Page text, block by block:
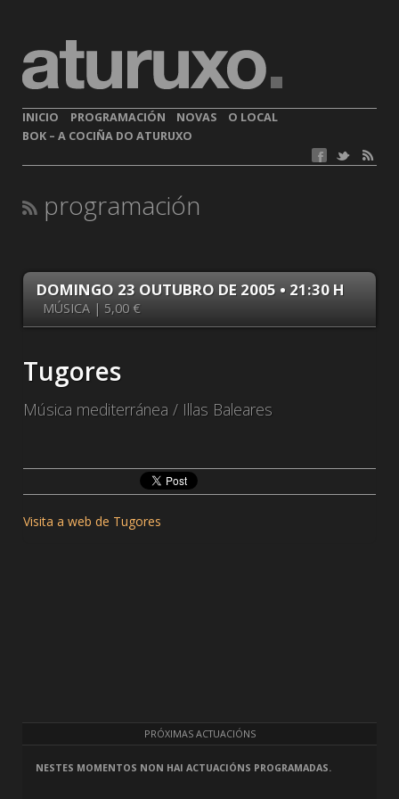
INICIO PROGRAMACIÓN NOVAS
O LOCAL
BOK – A COCIÑA DO ATURUXO
programación
DOMINGO 23 OUTUBRO DE 2005 • 21:30 H
MÚSICA | 5,00 €
Tugores
Música mediterránea / Illas Baleares
Visita a web de Tugores
PRÓXIMAS ACTUACIÓNS
NESTES MOMENTOS NON HAI ACTUACIÓNS PROGRAMADAS.